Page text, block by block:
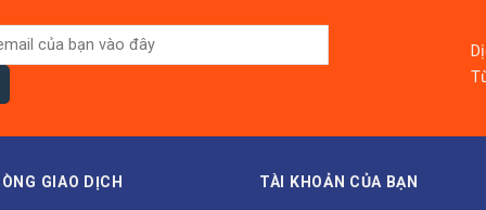
GIAO DỊCH TÀI KHOẢN CỦA BẠN